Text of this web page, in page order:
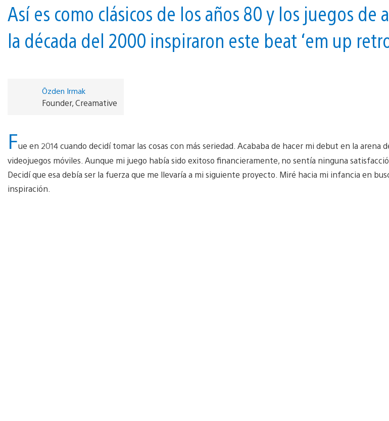
Así es como clásicos de los años 80 y los juegos de
la década del 2000 inspiraron este beat ‘em up
Özden Irmak
Founder, Creamative
Fue en 2014 cuando decidí tomar las cosas con más seriedad. Acababa de hacer mi debut en la arena
videojuegos móviles. Aunque mi juego había sido exitoso financieramente, no sentía ninguna
Decidí que esa debía ser la fuerza que me llevaría a mi siguiente proyecto. Miré hacia mi infancia en
inspiración.